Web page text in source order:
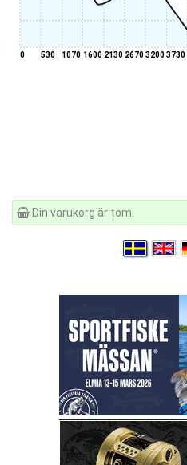
0 530 1070 1600 2130 267032003730
Din varukorg är tom.